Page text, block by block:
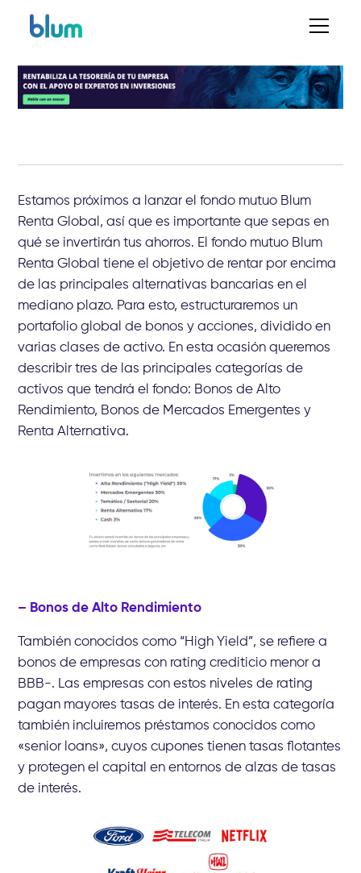
Estamos próximos a lanzar el fondo mutuo Blum
Renta Global, así que es importante que sepas en
qué se invertirán tus ahorros. El fondo mutuo Blum
Renta Global tiene el objetivo de rentar por encima
de las principales alternativas bancarias en el
mediano plazo. Para esto, estructuraremos un
portafolio global de bonos y acciones, dividido en
varias clases de activo. En esta ocasión queremos
describir tres de las principales categorías de
activos que tendrá el fondo: Bonos de Alto
Rendimiento, Bonos de Mercados Emergentes y
Renta Alternativa.
– Bonos de Alto Rendimiento
También conocidos como “High Yield”, se refiere a
bonos de empresas con rating crediticio menor a
BBB-. Las empresas con estos niveles de rating
pagan mayores tasas de interés. En esta categoría
también incluiremos préstamos conocidos como
«senior loans», cuyos cupones tienen tasas flotantes
y protegen el capital en entornos de alzas de tasas
de interés.